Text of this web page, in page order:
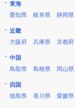
東海
愛知県
岐阜県 静岡県
近畿
大阪府
兵庫県 京都府
中国
鳥取県
島根県 岡山県
四国
徳島県
香川県 愛媛県